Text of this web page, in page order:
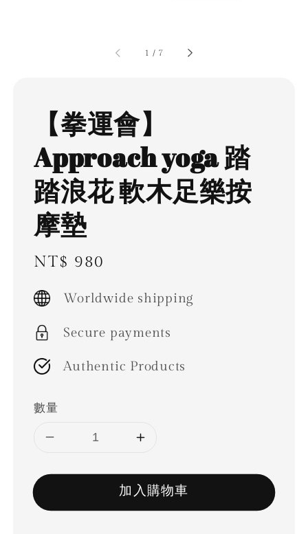
1 / 7
【拳運會】
Approach yoga 踏
踏浪花 軟木足樂按
摩墊
Regular
price
NT$ 980
Worldwide shipping
Secure payments
Authentic Products
數量
加入購物車